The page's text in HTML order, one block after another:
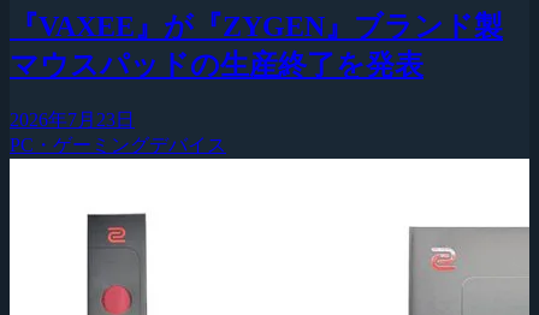
『VAXEE』が『ZYGEN』ブランド製
マウスパッドの生産終了を発表
2026年7月23日
PC・ゲーミングデバイス